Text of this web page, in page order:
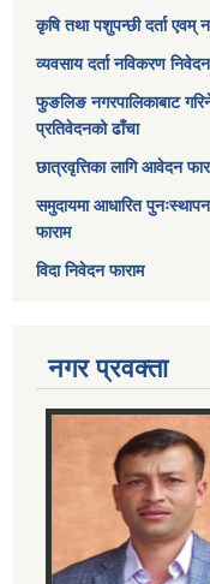
कृषि तथा पशुपन्छी दर्ता एवम्
व्यवसाय दर्ता नविकरण निवेदन
फुङलिङ नगरपालिकाबाट
प्रतिवेदनको ढाँचा
छात्रवृत्तिका लागि आवेदन
समुदायमा आधारित
फाराम
विदा निवेदन फाराम
नगर प्रवक्ता